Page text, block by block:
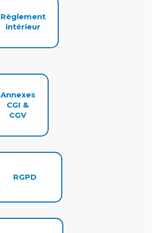
Règlement
intérieur
Annexes
CGI &
CGV
RGPD